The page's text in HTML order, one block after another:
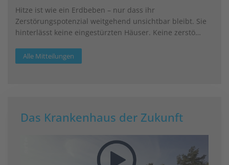
Hitze ist wie ein Erdbeben – nur dass ihr
Zerstörungspotenzial weitgehend unsichtbar bleibt. Sie
hinterlässt keine eingestürzten Häuser. Keine zerstö…
Alle Mitteilungen
Das Krankenhaus der Zukunft